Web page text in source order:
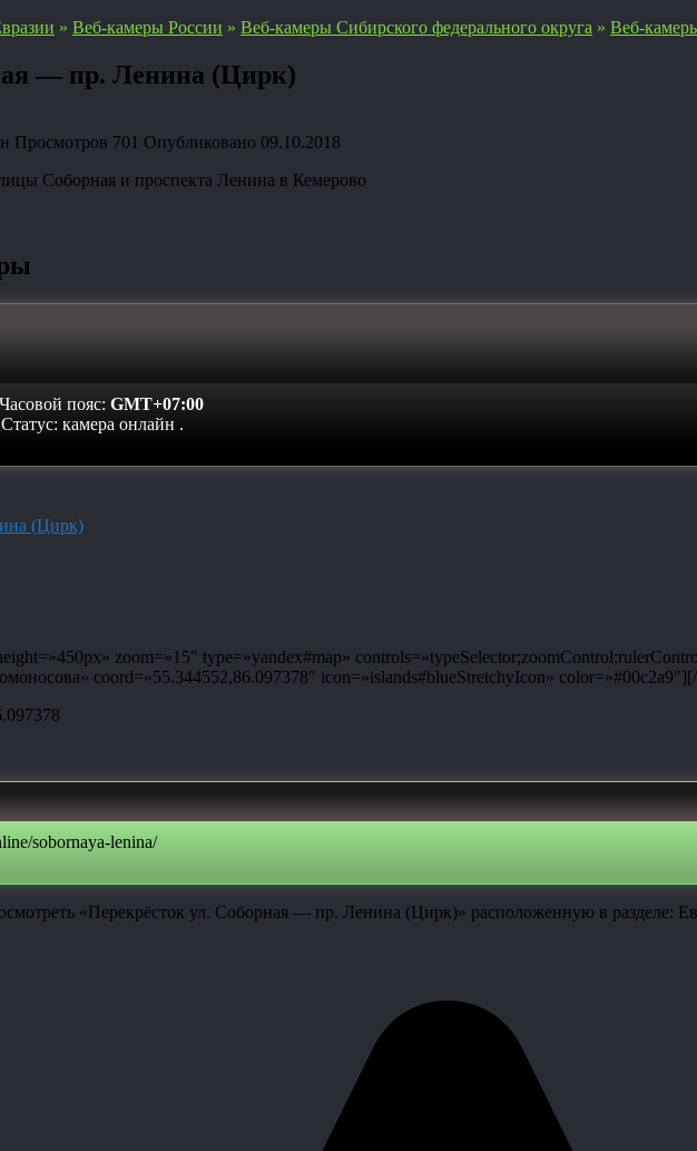
» Веб-камеры России » Веб-камеры Сибирского федерального округа » Веб-
— пр. Ленина (Цирк)
Просмотров 701 Опубликовано 09.10.2018
Соборная и проспекта Ленина в Кемерово
пояс: GMT+07:00
камера онлайн .
zoom=»15″ type=»yandex#map»
coord=»55.344552,86.097378″ icon=»islands#blueStretchyIcon»
sobornaya-lenina/
«Перекрёсток ул. Соборная — пр. Ленина (Цирк)» расположенную в разделе: